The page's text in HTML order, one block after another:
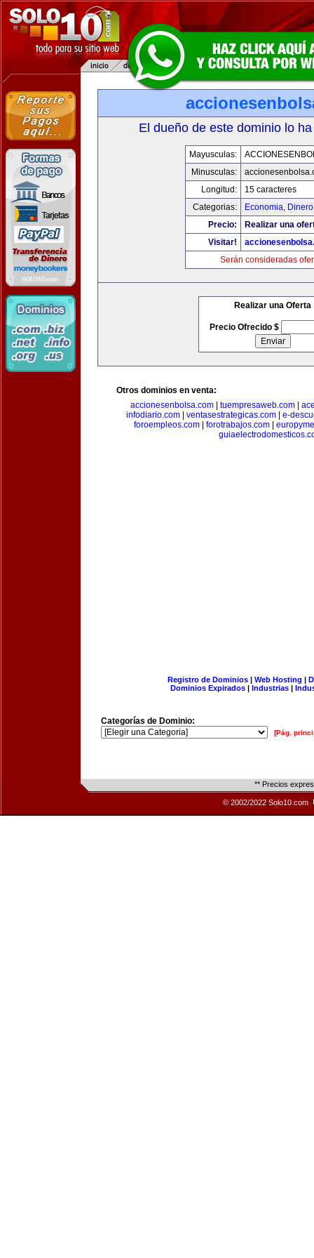
El dueño de este dominio lo
Mayusculas:
Minusculas:
Longitud:
15 caracteres
Categorias:
Economia,
Precio:
Realizar una
Visitar!
Serán consideradas
Realizar una Oferta
Precio Ofrecido $
Otros dominios en venta:
accionesenbolsa.com
tuempresaweb.com
infodiario.com| ventasestrategicas.com| e-
foroempleos.com
forotrabajos.com
Registro de Dominios| Web Hosting |
Dominios Expirados | Industrias |
Categorías de Dominio:
[Pág.
** Precios
© 2002/2022 Solo10.com